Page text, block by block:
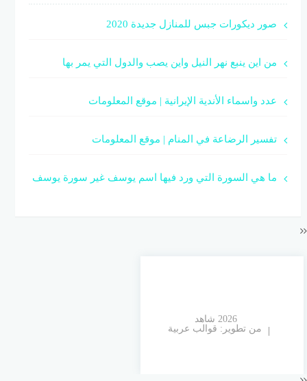
صور ديكورات جبس للمنازل جديدة 2020
من اين ينبع نهر النيل واين يصب والدول التي يمر بها
عدد واسماء الأندية الإيرانية | موقع المعلومات
تفسير الرضاعة في المنام | موقع المعلومات
ما هي السورة التي ورد فيها اسم يوسف غير سورة يوسف
من تطوير: قوالب عربية